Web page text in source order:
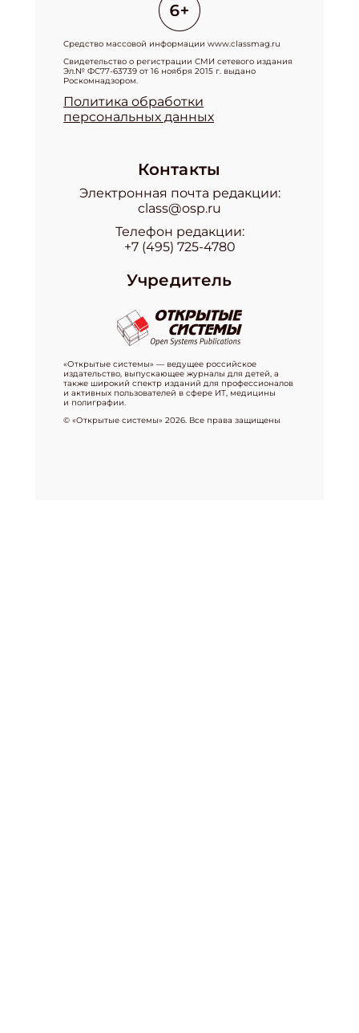
Средство массовой информации www.classmag.ru
Свидетельство о регистрации СМИ сетевого издания
Эл.№ ФС77-63739 от 16 ноября 2015 г. выдано
Роскомнадзором.
Политика обработки
персональных данных
Контакты
Электронная почта редакции:
class@osp.ru
Телефон редакции:
+7 (495) 725-4780
Учредитель
«Открытые системы» — ведущее российское
издательство, выпускающее журналы для детей, а
также широкий спектр изданий для профессионалов
и активных пользователей в сфере ИТ, медицины
и полиграфии.
© «Открытые системы» 2026. Все права защищены